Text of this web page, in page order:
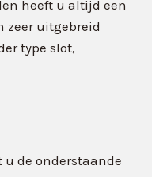
heeft u altijd een
zeer uitgebreid
type slot,
de onderstaande